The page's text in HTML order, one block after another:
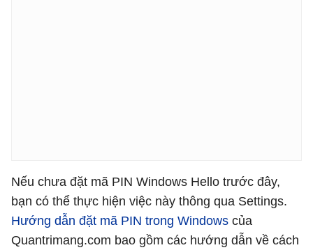
Nếu chưa đặt mã PIN Windows Hello trước đây,
bạn có thể thực hiện việc này thông qua Settings.
Hướng dẫn đặt mã PIN trong Windows của
Quantrimang.com bao gồm các hướng dẫn về cách